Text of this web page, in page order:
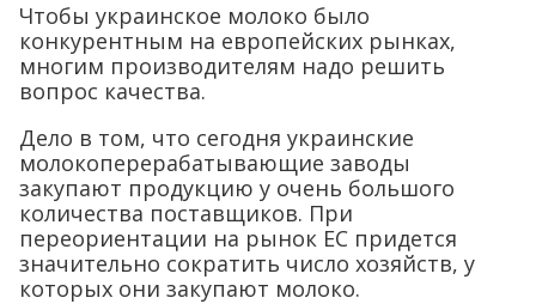
Чтобы украинское молоко было
конкурентным на европейских рынках,
многим производителям надо решить
вопрос качества.
Дело в том, что сегодня украинские
молокоперерабатывающие заводы
закупают продукцию у очень большого
количества поставщиков. При
переориентации на рынок ЕС придется
значительно сократить число хозяйств, у
которых они закупают молоко.